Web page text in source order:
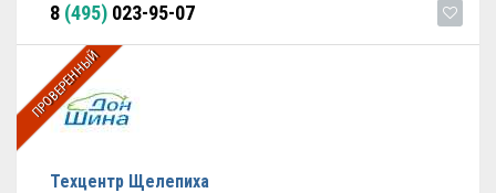
8 (495) 023-95-07
ПРОВЕРЕННЫЙ
Техцентр Щелепиха